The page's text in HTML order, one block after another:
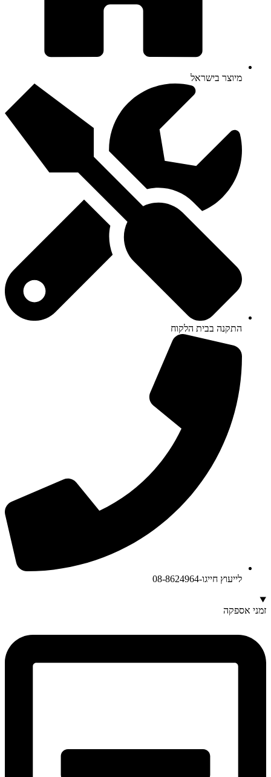
מיוצר בישראל
התקנה בבית הלקוח
לייעוץ חייגו-08-8624964
זמני אספקה